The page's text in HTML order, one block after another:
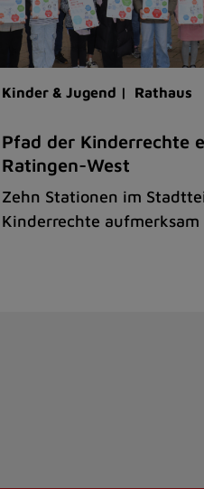
Kinder & Jugend | Rathaus
Pfad der Kinderrechte
Ratingen-West
Zehn Stationen im
Kinderrechte aufmerksam